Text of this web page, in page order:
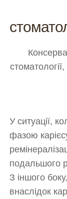
У ситуації,
фазою
подальшого
З іншого
внаслідок